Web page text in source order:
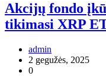
Akcijų fondo
tikimasi XRP
admin
2 gegužės, 2025
0